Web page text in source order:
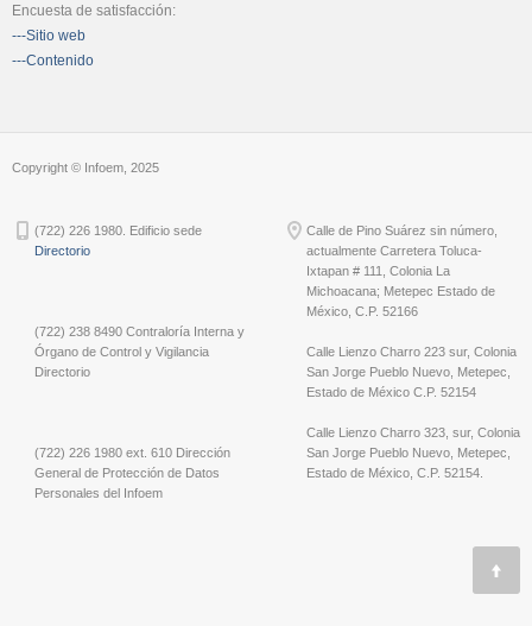
Encuesta de satisfacción:
---Sitio web
---Contenido
Copyright © Infoem, 2025
(722) 226 1980. Edificio sede
Directorio
(722) 238 8490 Contraloría Interna y
Órgano de Control y Vigilancia
Directorio
(722) 226 1980 ext. 610 Dirección
General de Protección de Datos
Personales del Infoem
Calle de Pino Suárez sin número,
actualmente Carretera Toluca-
Ixtapan # 111, Colonia La
Michoacana; Metepec Estado de
México, C.P. 52166
Calle Lienzo Charro 223 sur, Colonia
San Jorge Pueblo Nuevo, Metepec,
Estado de México C.P. 52154
Calle Lienzo Charro 323, sur, Colonia
San Jorge Pueblo Nuevo, Metepec,
Estado de México, C.P. 52154.